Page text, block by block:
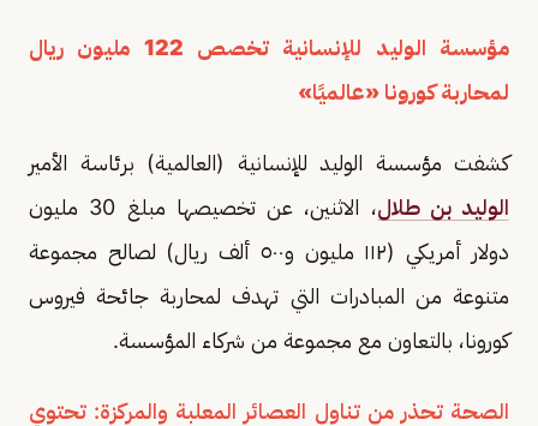
مؤسسة الوليد للإنسانية تخصص 122 مليون ريال
لمحاربة كورونا «عالميًا»
كشفت مؤسسة الوليد للإنسانية (العالمية) برئاسة الأمير
الوليد بن طلال
، الاثنين، عن تخصيصها مبلغ 30 مليون
دولار أمريكي (١١٢ مليون و٥٠٠ ألف ريال) لصالح مجموعة
متنوعة من المبادرات التي تهدف لمحاربة جائحة فيروس
كورونا، بالتعاون مع مجموعة من شركاء المؤسسة.
الصحة تحذر من تناول العصائر المعلبة والمركزة: تحتوي